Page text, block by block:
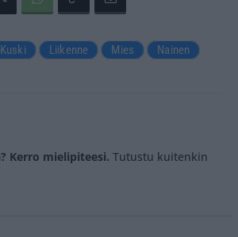
Kuski Liikenne Mies
Nainen
Kerro mielipiteesi. Tutustu kuitenkin